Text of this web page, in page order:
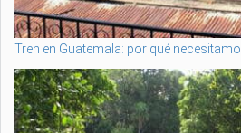
Tren en Guatemala: por qué